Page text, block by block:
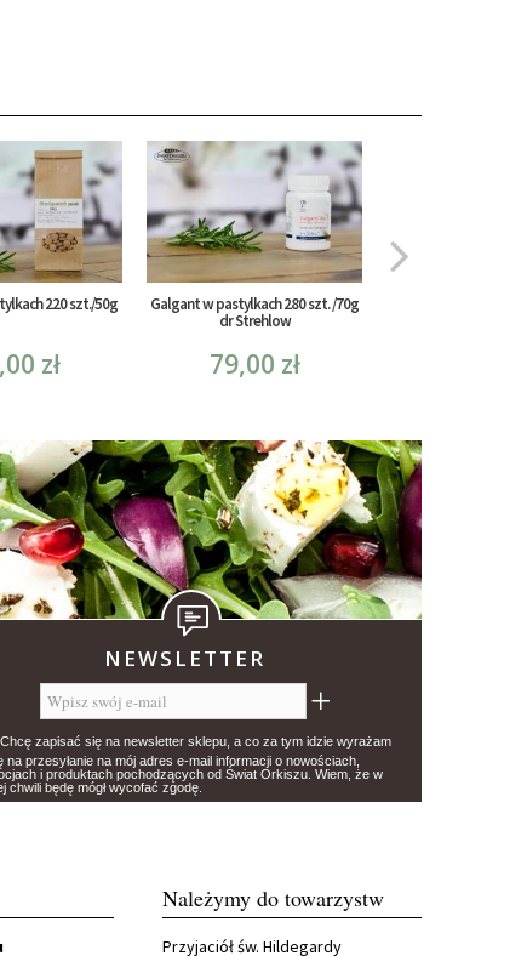
220 szt./50g
zł
Galgant w pastylkach 280 szt. /70g
dr Strehlow
79,00 zł
NEWSLETTER
Chcę zapisać się na newsletter sklepu, a co za tym idzie wyrażam
na przesyłanie na mój adres e-mail informacji o nowościach,
i produktach pochodzących od Świat Orkiszu. Wiem, że w
chwili będę mógł wycofać zgodę.
Należymy do towarzystw
Przyjaciół św. Hildegardy